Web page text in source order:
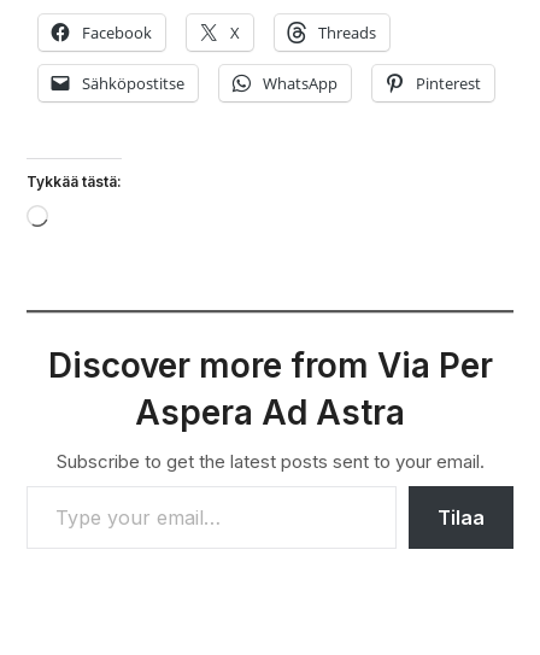
Facebook X Threads
Sähköpostitse WhatsApp Pinterest
Tykkää tästä:
Loading…
Discover more from Via Per
Aspera Ad Astra
Subscribe to get the latest posts sent to your email.
TYPE YOUR EMAIL…
Tilaa